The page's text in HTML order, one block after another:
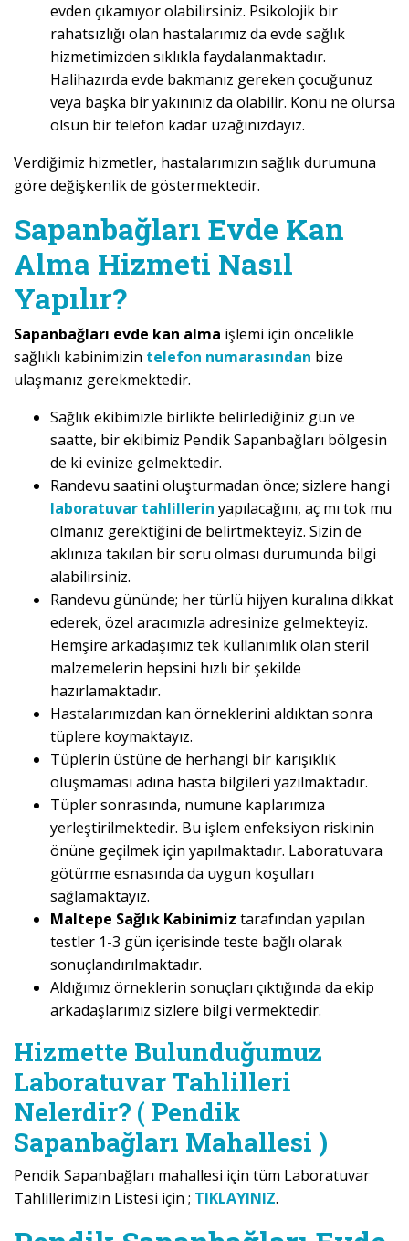
evden çıkamıyor olabilirsiniz. Psikolojik bir
rahatsızlığı olan hastalarımız da evde sağlık
hizmetimizden sıklıkla faydalanmaktadır.
Halihazırda evde bakmanız gereken çocuğunuz
veya başka bir yakınınız da olabilir. Konu ne olursa
olsun bir telefon kadar uzağınızdayız.
Verdiğimiz hizmetler, hastalarımızın sağlık durumuna
göre değişkenlik de göstermektedir.
Sapanbağları Evde Kan
Alma Hizmeti Nasıl
Yapılır?
Sapanbağları evde kan alma işlemi için öncelikle
sağlıklı kabinimizin telefon numarasından bize
ulaşmanız gerekmektedir.
Sağlık ekibimizle birlikte belirlediğiniz gün ve
saatte, bir ekibimiz Pendik Sapanbağları bölgesin
de ki evinize gelmektedir.
Randevu saatini oluşturmadan önce; sizlere hangi
laboratuvar tahlillerin yapılacağını, aç mı tok mu
olmanız gerektiğini de belirtmekteyiz. Sizin de
aklınıza takılan bir soru olması durumunda bilgi
alabilirsiniz.
Randevu gününde; her türlü hijyen kuralına dikkat
ederek, özel aracımızla adresinize gelmekteyiz.
Hemşire arkadaşımız tek kullanımlık olan steril
malzemelerin hepsini hızlı bir şekilde
hazırlamaktadır.
Hastalarımızdan kan örneklerini aldıktan sonra
tüplere koymaktayız.
Tüplerin üstüne de herhangi bir karışıklık
oluşmaması adına hasta bilgileri yazılmaktadır.
Tüpler sonrasında, numune kaplarımıza
yerleştirilmektedir. Bu işlem enfeksiyon riskinin
önüne geçilmek için yapılmaktadır. Laboratuvara
götürme esnasında da uygun koşulları
sağlamaktayız.
Maltepe Sağlık Kabinimiz tarafından yapılan
testler 1-3 gün içerisinde teste bağlı olarak
sonuçlandırılmaktadır.
Aldığımız örneklerin sonuçları çıktığında da ekip
arkadaşlarımız sizlere bilgi vermektedir.
Hizmette Bulunduğumuz
Laboratuvar Tahlilleri
Nelerdir? ( Pendik
Sapanbağları Mahallesi )
Pendik Sapanbağları mahallesi için tüm Laboratuvar
Tahlillerimizin Listesi için ; TIKLAYINIZ.